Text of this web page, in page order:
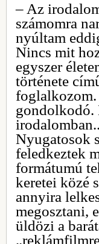
– Az
számomra
nyúltam
Nincs mit
egyszer
története
gondolkodó.
Nyugatosok
feledkeztek
formátumú
keretei közé
annyira
megosztani,
üldözi a